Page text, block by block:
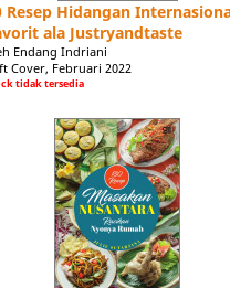
Resep Hidangan
ala Justryandtaste
Endang Indriani
Cover, Februari 2022
tidak tersedia